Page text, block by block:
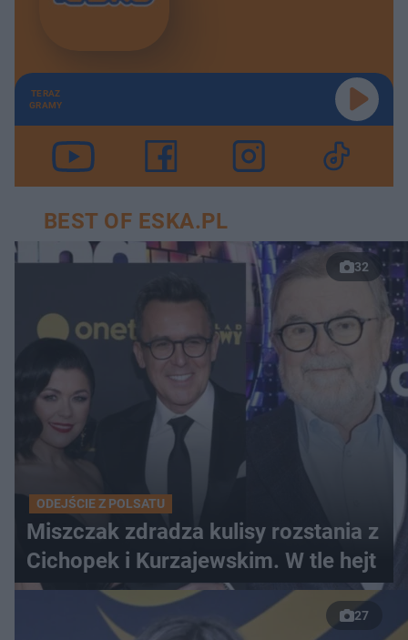
TERAZ
GRAMY
BEST OF ESKA.PL
32
ODEJŚCIE Z POLSATU
Miszczak zdradza kulisy rozstania z
Cichopek i Kurzajewskim. W tle hejt
27